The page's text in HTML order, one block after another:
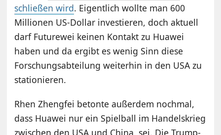
schließen wird. Eigentlich wollte man 600
Millionen US-Dollar investieren, doch aktuell
darf Futurewei keinen Kontakt zu Huawei
haben und da ergibt es wenig Sinn diese
Forschungsabteilung weiterhin in den USA zu
stationieren.
Rhen Zhengfei betonte außerdem nochmal,
dass Huawei nur ein Spielball im Handelskrieg
zwischen den USA und China sei. Die Trump-